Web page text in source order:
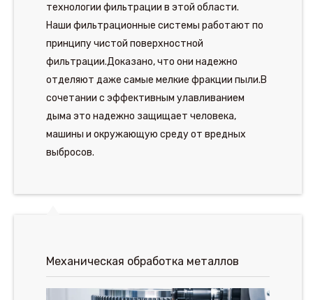
технологии фильтрации в этой области.
Наши фильтрационные системы работают по
принципу чистой поверхностной
фильтрации.Доказано, что они надежно
отделяют даже самые мелкие фракции пыли.В
сочетании с эффективным улавливанием
дыма это надежно защищает человека,
машины и окружающую среду от вредных
выбросов.
Механическая обработка металлов